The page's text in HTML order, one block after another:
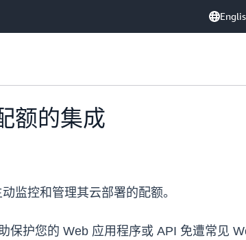
额的集成
监控和管理其云部署的配额。
保护您的 Web 应用程序或 API 免遭常见